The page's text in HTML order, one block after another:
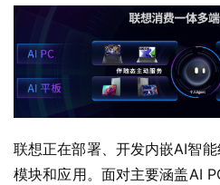
联想正在部署、开发内嵌AI智
模块和应用。面对主要涵盖AI